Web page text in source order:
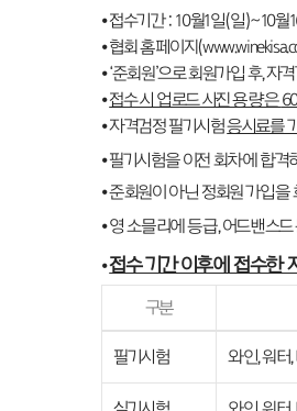
⦁ 접수기간 : 10월1일(일)~10월
⦁ 협회 홈페이지
⦁ ‘준회원’으로 회원가입 후,
⦁접수 시 업로드 사진 용량은
⦁ 자격검정 필기시험응시료를
⦁ 필기시험을 이전 회차에 합
⦁ 준회원이 아닌 정회원 가입
⦁ 영 소믈리에 등급, 어드밴스
⦁접수 기간 이후에 접수한
구분
필기시험 와인, 워터,